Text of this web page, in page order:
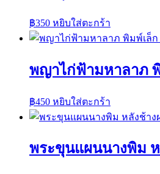
฿350 หยิบใส่ตะกร้า
พญาไก่ฟ้ามหาลาภ
฿450 หยิบใส่ตะกร้า
พระขุนแผนนางพิม ห